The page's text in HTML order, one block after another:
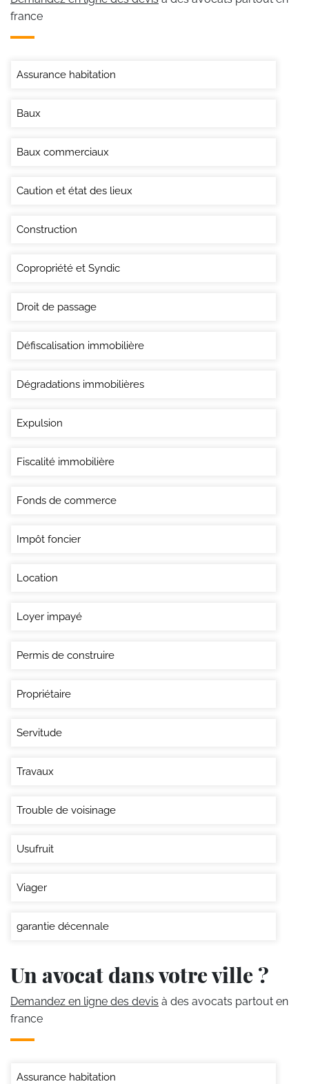
france
Assurance habitation
Baux
Baux commerciaux
Caution et état des lieux
Construction
Copropriété et Syndic
Droit de passage
Défiscalisation immobilière
Dégradations immobilières
Expulsion
Fiscalité immobilière
Fonds de commerce
Impôt foncier
Location
Loyer impayé
Permis de construire
Propriétaire
Servitude
Travaux
Trouble de voisinage
Usufruit
Viager
garantie décennale
Un avocat dans votre ville ?
Demandez en ligne des devis à des avocats partout en
france
Assurance habitation